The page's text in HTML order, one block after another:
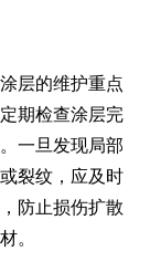
层的维护重点
期检查涂层完
一旦发现局部
裂纹，应及时
防止损伤扩散
。